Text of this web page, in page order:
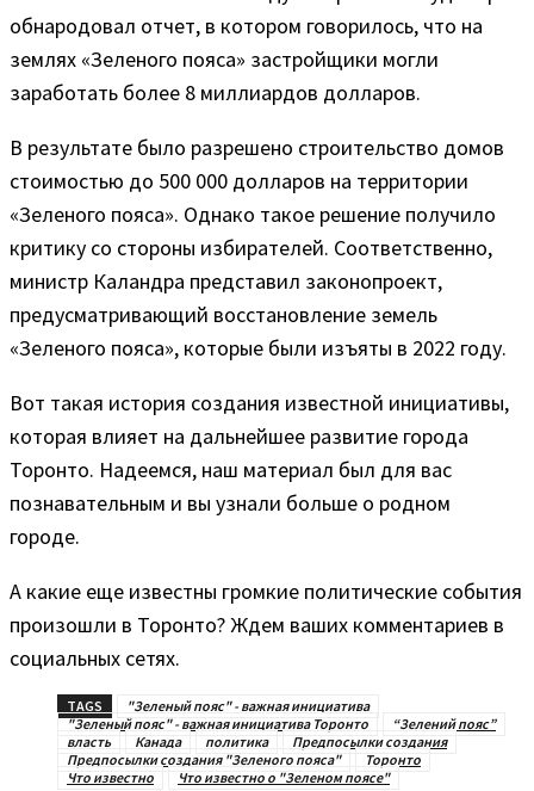
обнародовал отчет, в котором говорилось, что на
землях «Зеленого пояса» застройщики могли
заработать более 8 миллиардов долларов.
В результате было разрешено строительство домов
стоимостью до 500 000 долларов на территории
«Зеленого пояса». Однако такое решение получило
критику со стороны избирателей. Соответственно,
министр Каландра представил законопроект,
предусматривающий восстановление земель
«Зеленого пояса», которые были изъяты в 2022 году.
Вот такая история создания известной инициативы,
которая влияет на дальнейшее развитие города
Торонто. Надеемся, наш материал был для вас
познавательным и вы узнали больше о родном
городе.
А какие еще известны громкие политические события
произошли в Торонто? Ждем ваших комментариев в
социальных сетях.
TAGS
"Зеленый пояс" - важная инициатива
"Зеленый пояс" - важная инициатива Торонто
“Зелений пояс”
власть
Канада политика
Предпосылки создания
Предпосылки создания "Зеленого пояса"
Торонто
Что известно
Что известно о "Зеленом поясе"